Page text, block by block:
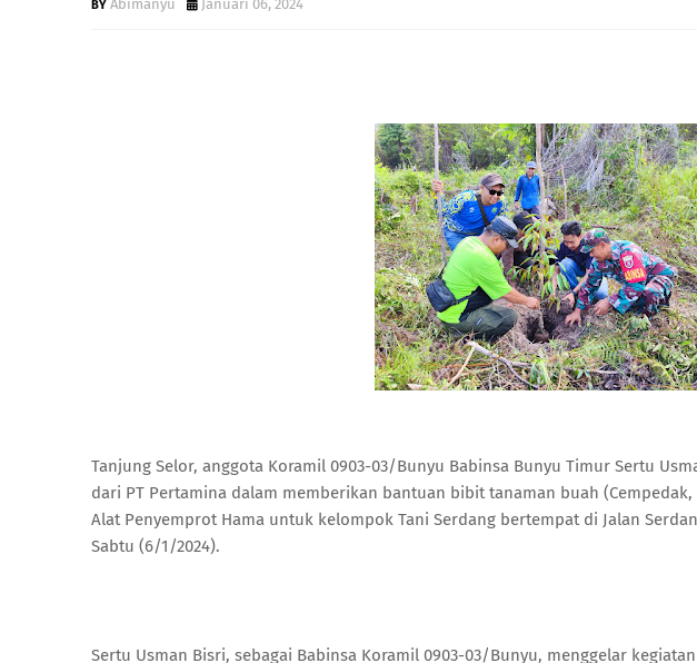
Abimanyu Januari 06, 2024
Tanjung Selor, anggota Koramil 0903-03/Bunyu Babinsa Bunyu Timur Sertu
dari PT Pertamina dalam memberikan bantuan bibit tanaman buah
Alat Penyemprot Hama untuk kelompok Tani Serdang bertempat di Jalan
Sabtu (6/1/2024).
Sertu Usman Bisri, sebagai Babinsa Koramil 0903-03/Bunyu, menggelar